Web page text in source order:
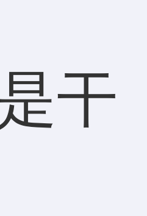
干